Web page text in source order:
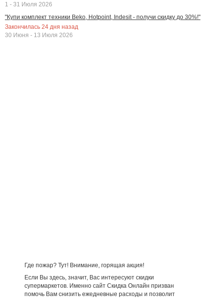
1 - 31 Июля 2026
"Купи комплект техники Beko, Hotpoint, Indesit - получи скидку до 30%!"
Закончилась 24 дня назад
30 Июня - 13 Июля 2026
Где пожар? Тут! Внимание, горящая акция!
Если Вы здесь, значит, Вас интересуют скидки
супермаркетов. Именно сайт Скидка Онлайн призван
помочь Вам снизить ежедневные расходы и позволит